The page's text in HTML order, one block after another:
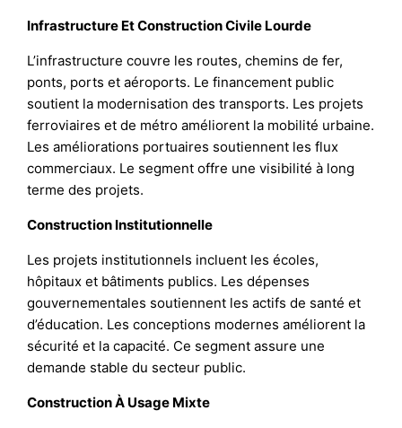
Infrastructure Et Construction Civile Lourde
L’infrastructure couvre les routes, chemins de fer,
ponts, ports et aéroports. Le financement public
soutient la modernisation des transports. Les projets
ferroviaires et de métro améliorent la mobilité urbaine.
Les améliorations portuaires soutiennent les flux
commerciaux. Le segment offre une visibilité à long
terme des projets.
Construction Institutionnelle
Les projets institutionnels incluent les écoles,
hôpitaux et bâtiments publics. Les dépenses
gouvernementales soutiennent les actifs de santé et
d’éducation. Les conceptions modernes améliorent la
sécurité et la capacité. Ce segment assure une
demande stable du secteur public.
Construction À Usage Mixte